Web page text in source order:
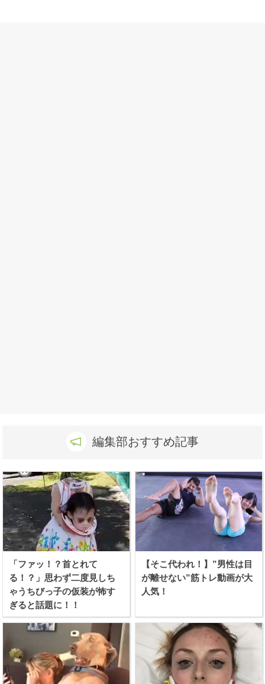
編集部おすすめ記事
「ファッ！？首とれて
る！？」思わず二度見しち
ゃうちびっ子の仮装が怖す
ぎると話題に！！
【そこ代われ！】”男性は目
が離せない”筋トレ動画が大
人気！